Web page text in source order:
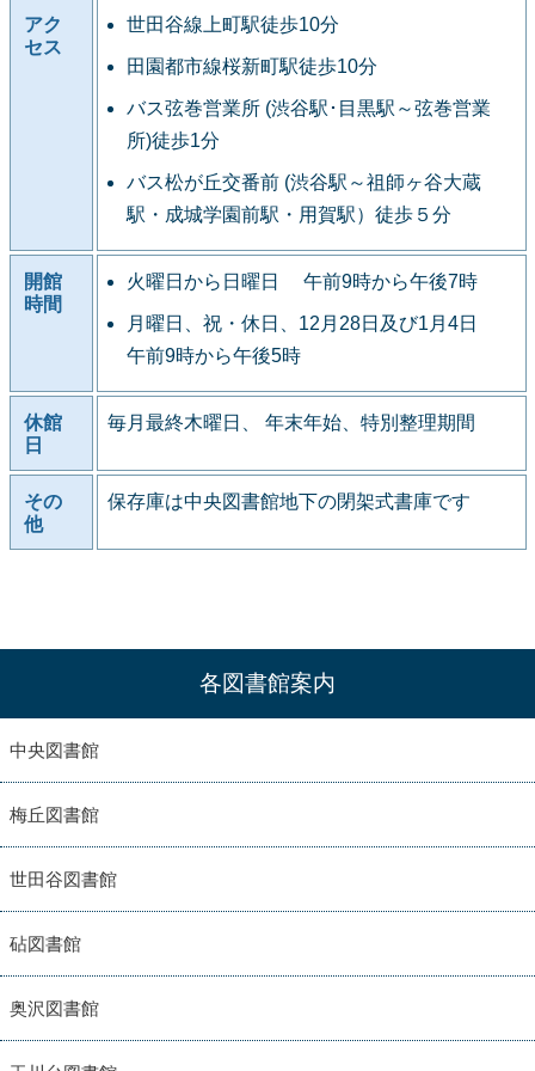
アク
セス
世田谷線上町駅徒歩10分
田園都市線桜新町駅徒歩10分
バス弦巻営業所 (渋谷駅･目黒駅～弦巻営業
所)徒歩1分
バス松が丘交番前 (渋谷駅～祖師ヶ谷大蔵
駅・成城学園前駅・用賀駅）徒歩５分
開館
時間
火曜日から日曜日 午前9時から午後7時
月曜日、祝・休日、12月28日及び1月4日
午前9時から午後5時
休館
日
毎月最終木曜日、 年末年始、特別整理期間
その
他
保存庫は中央図書館地下の閉架式書庫です
各図書館案内
中央図書館
梅丘図書館
世田谷図書館
砧図書館
奥沢図書館